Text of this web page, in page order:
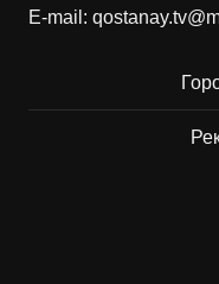
E-mail: